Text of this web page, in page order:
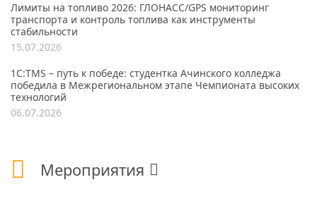
Лимиты на топливо 2026: ГЛОНАСС/GPS мониторинг
транспорта и контроль топлива как инструменты
стабильности
15.07.2026
1С:TMS – путь к победе: студентка Ачинского колледжа
победила в Межрегиональном этапе Чемпионата высоких
технологий
06.07.2026
Мероприятия